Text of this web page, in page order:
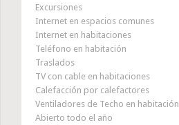
Excursiones
Internet en espacios comunes
Internet en habitaciones
Teléfono en habitación
Traslados
TV con cable en habitaciones
Calefacción por calefactores
Ventiladores de Techo en habitación
Abierto todo el año